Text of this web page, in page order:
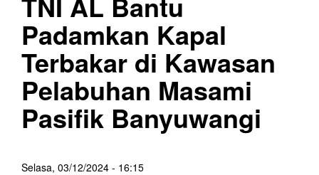
Padamkan Kapal
Terbakar di Kawasan
Pelabuhan Masami
Pasifik Banyuwangi
Selasa, 03/12/2024 - 16:15